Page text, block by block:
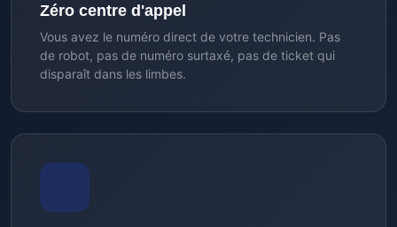
Zéro centre d'appel
Vous avez le numéro direct de votre technicien. Pas
de robot, pas de numéro surtaxé, pas de ticket qui
disparaît dans les limbes.